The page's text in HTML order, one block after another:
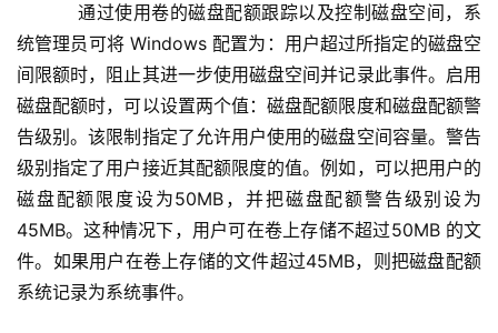
通过使用卷的磁盘配额跟踪以及控制磁盘空间，系
统管理员可将 Windows 配置为：用户超过所指定的磁盘空
间限额时，阻止其进一步使用磁盘空间并记录此事件。启用
磁盘配额时，可以设置两个值：磁盘配额限度和磁盘配额警
告级别。该限制指定了允许用户使用的磁盘空间容量。警告
级别指定了用户接近其配额限度的值。例如，可以把用户的
磁盘配额限度设为50MB，并把磁盘配额警告级别设为
45MB。这种情况下，用户可在卷上存储不超过50MB 的文
件。如果用户在卷上存储的文件超过45MB，则把磁盘配额
系统记录为系统事件。